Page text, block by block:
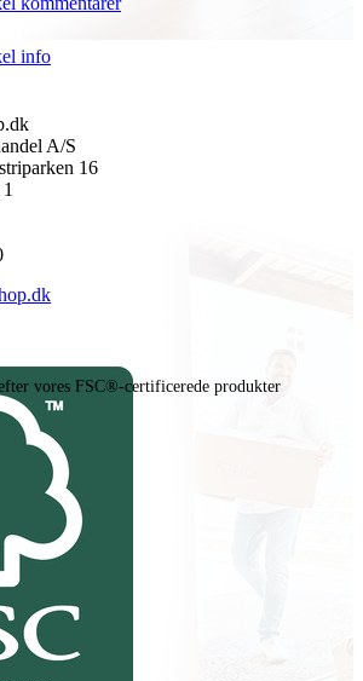
info
A/S
16
vores FSC®-certificerede produkter